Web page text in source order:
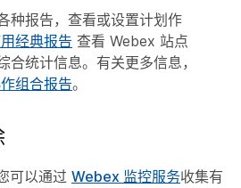
种报告，查看或设置计划作
经典报告 查看 Webex 站点
合统计信息。有关更多信息，
组合报告。
可以通过 Webex 监控服务收集有